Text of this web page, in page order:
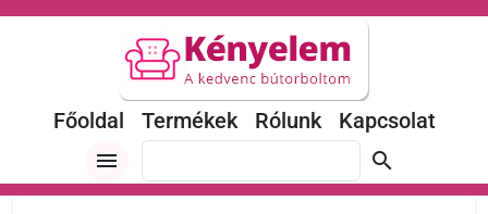
Főoldal Termékek Rólunk
Kapcsolat
menu
search